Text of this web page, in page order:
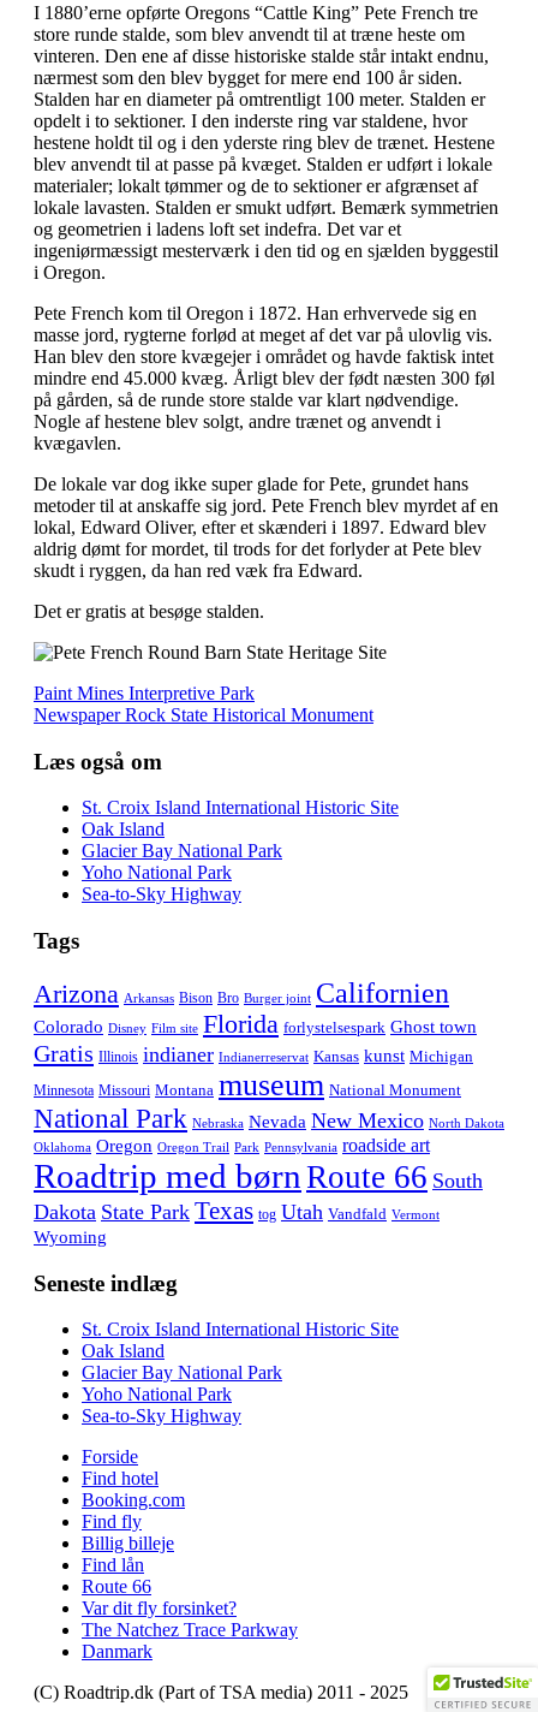
I 1880’erne opførte Oregons “Cattle King” Pete French tre
store runde stalde, som blev anvendt til at træne heste om
vinteren. Den ene af disse historiske stalde står intakt endnu,
nærmest som den blev bygget for mere end 100 år siden.
Stalden har en diameter på omtrentligt 100 meter. Stalden er
opdelt i to sektioner. I den inderste ring var staldene, hvor
hestene holdt til og i den yderste ring blev de trænet. Hestene
blev anvendt til at passe på kvæget. Stalden er udført i lokale
materialer; lokalt tømmer og de to sektioner er afgrænset af
lokale lavasten. Stalden er smukt udført. Bemærk symmetrien
og geometrien i ladens loft set indefra. Det var et
ingeniørmæssigt mesterværk i den tid og en sjælden byggestil
i Oregon.
Pete French kom til Oregon i 1872. Han erhvervede sig en
masse jord, rygterne forlød at meget af det var på ulovlig vis.
Han blev den store kvægejer i området og havde faktisk intet
mindre end 45.000 kvæg. Årligt blev der født næsten 300 føl
på gården, så de runde store stalde var klart nødvendige.
Nogle af hestene blev solgt, andre trænet og anvendt i
kvægavlen.
De lokale var dog ikke super glade for Pete, grundet hans
metoder til at anskaffe sig jord. Pete French blev myrdet af en
lokal, Edward Oliver, efter et skænderi i 1897. Edward blev
aldrig dømt for mordet, til trods for det forlyder at Pete blev
skudt i ryggen, da han red væk fra Edward.
Det er gratis at besøge stalden.
Paint Mines Interpretive Park
Newspaper Rock State Historical Monument
Læs også om
St. Croix Island International Historic Site
Oak Island
Glacier Bay National Park
Yoho National Park
Sea-to-Sky Highway
Tags
Arizona Arkansas Bison Bro Burger joint Californien
Colorado Disney Film site Florida forlystelsespark Ghost town
Gratis Illinois indianer Indianerreservat Kansas kunst Michigan
Minnesota Missouri Montana museum National Monument
National Park Nebraska Nevada New Mexico North Dakota
Oklahoma Oregon Oregon Trail Park Pennsylvania roadside art
Roadtrip med børn Route 66 South
Dakota State Park Texas tog Utah Vandfald Vermont
Wyoming
Seneste indlæg
St. Croix Island International Historic Site
Oak Island
Glacier Bay National Park
Yoho National Park
Sea-to-Sky Highway
Forside
Find hotel
Booking.com
Find fly
Billig billeje
Find lån
Route 66
Var dit fly forsinket?
The Natchez Trace Parkway
Danmark
(C) Roadtrip.dk (Part of TSA media) 2011 - 2025